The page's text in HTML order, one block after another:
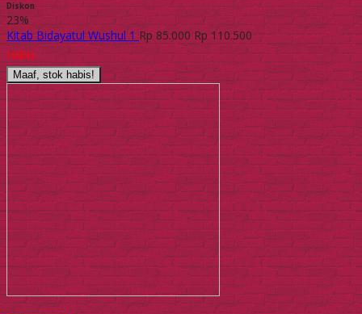
Diskon
23%
Kitab Bidayatul Wushul 1Rp 85.000 Rp 110.500
Habis
Maaf, stok habis!